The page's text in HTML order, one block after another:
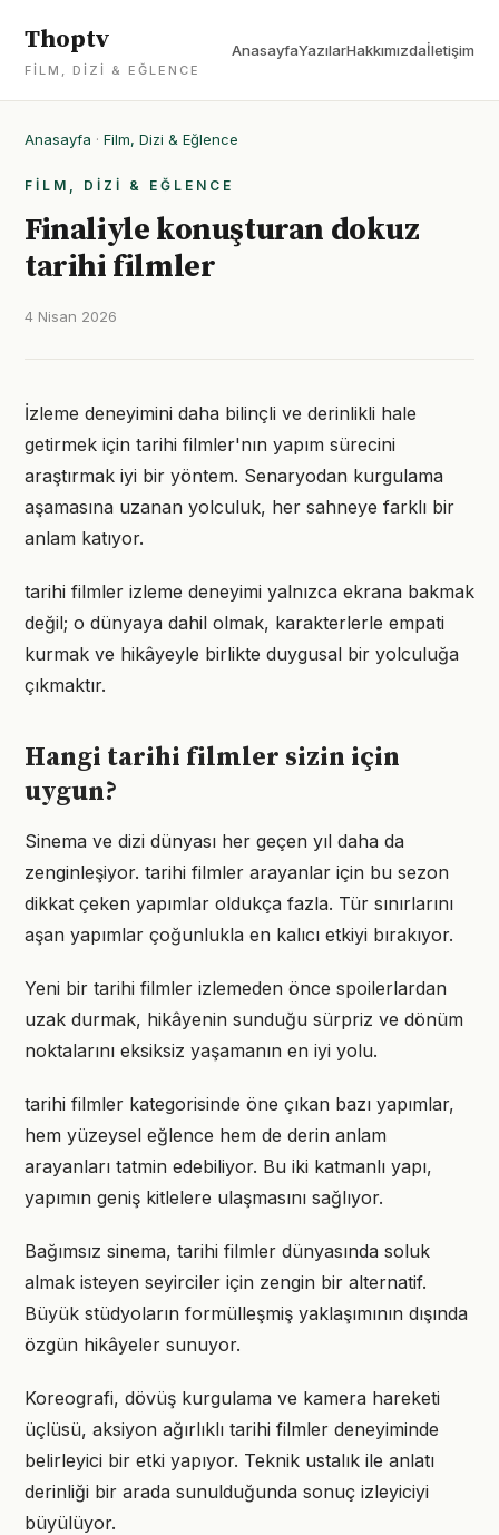
Thoptv
FILM, DIZI & EĞLENCE
AnasayfaYazılarHakkımızdaİletişim
Anasayfa · Film, Dizi & Eğlence
FILM, DIZI & EĞLENCE
Finaliyle konuşturan dokuz
tarihi filmler
4 Nisan 2026
İzleme deneyimini daha bilinçli ve derinlikli hale
getirmek için tarihi filmler'nın yapım sürecini
araştırmak iyi bir yöntem. Senaryodan kurgulama
aşamasına uzanan yolculuk, her sahneye farklı bir
anlam katıyor.
tarihi filmler izleme deneyimi yalnızca ekrana bakmak
değil; o dünyaya dahil olmak, karakterlerle empati
kurmak ve hikâyeyle birlikte duygusal bir yolculuğa
çıkmaktır.
Hangi tarihi filmler sizin için
uygun?
Sinema ve dizi dünyası her geçen yıl daha da
zenginleşiyor. tarihi filmler arayanlar için bu sezon
dikkat çeken yapımlar oldukça fazla. Tür sınırlarını
aşan yapımlar çoğunlukla en kalıcı etkiyi bırakıyor.
Yeni bir tarihi filmler izlemeden önce spoilerlardan
uzak durmak, hikâyenin sunduğu sürpriz ve dönüm
noktalarını eksiksiz yaşamanın en iyi yolu.
tarihi filmler kategorisinde öne çıkan bazı yapımlar,
hem yüzeysel eğlence hem de derin anlam
arayanları tatmin edebiliyor. Bu iki katmanlı yapı,
yapımın geniş kitlelere ulaşmasını sağlıyor.
Bağımsız sinema, tarihi filmler dünyasında soluk
almak isteyen seyirciler için zengin bir alternatif.
Büyük stüdyoların formülleşmiş yaklaşımının dışında
özgün hikâyeler sunuyor.
Koreografi, dövüş kurgulama ve kamera hareketi
üçlüsü, aksiyon ağırlıklı tarihi filmler deneyiminde
belirleyici bir etki yapıyor. Teknik ustalık ile anlatı
derinliği bir arada sunulduğunda sonuç izleyiciyi
büyülüyor.